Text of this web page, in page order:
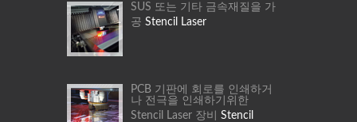
SUS 또는 기타 금속재질을 가
공 Stencil Laser
PCB 기판에 회로를 인쇄하거
나 전극을 인쇄하기위한
Stencil Laser 장비 Stencil